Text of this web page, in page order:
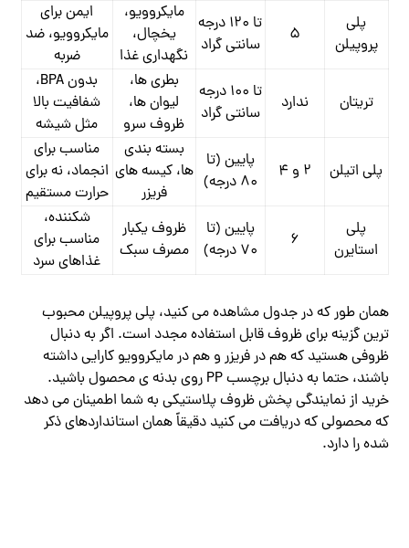
پلی
‌پروپیلن
5
تا ۱۲۰ درجه
سانتی ‌گراد
مایکروویو،
یخچال،
نگهداری غذا
ایمن برای
مایکروویو، ضد
ضربه
تریتان ندارد
تا ۱۰۰ درجه
سانتی ‌گراد
بطری‌ ها،
لیوان ‌ها،
ظروف سرو
بدون BPA،
شفافیت بالا
مثل شیشه
پلی ‌اتیلن ۲ و ۴
پایین (تا
۸۰ درجه)
بسته ‌بندی
‌ها، کیسه ‌های
فریزر
مناسب برای
انجماد، نه برای
حرارت مستقیم
پلی
‌استایرن
۶
پایین (تا
۷۰ درجه)
ظروف یکبار
مصرف سبک
شکننده،
مناسب برای
غذاهای سرد
همان ‌طور که در جدول مشاهده می ‌کنید، پلی‌ پروپیلن محبوب
‌ترین گزینه برای ظروف قابل استفاده مجدد است. اگر به دنبال
ظروفی هستید که هم در فریزر و هم در مایکروویو کارایی داشته
باشند، حتما به دنبال برچسب PP روی بدنه ‌ی محصول باشید.
خرید از نمایندگی پخش ظروف پلاستیکی به شما اطمینان می ‌دهد
که محصولی که دریافت می ‌کنید دقیقاً همان استانداردهای ذکر
شده را دارد.